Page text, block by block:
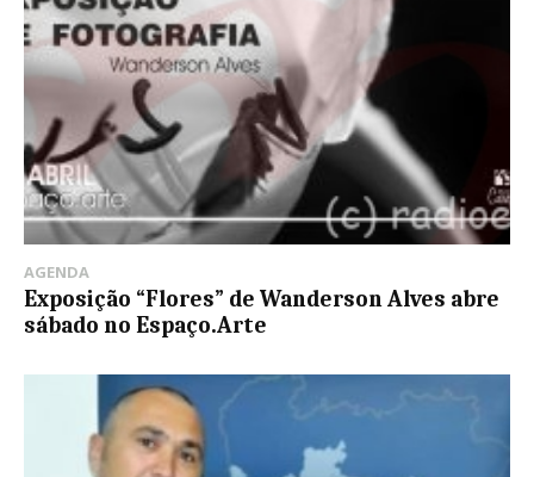
AGENDA
Exposição “Flores” de Wanderson Alves abre
sábado no Espaço.Arte